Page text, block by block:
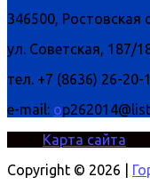
346500, Ростовская
ул. Советская, 187/
тел. +7 (8636) 26-20-
e-mail: o
Карта сайта
Copyright © 2026 |